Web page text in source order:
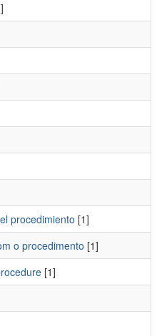
procedimiento [1]
o procedimento [1]
[1]